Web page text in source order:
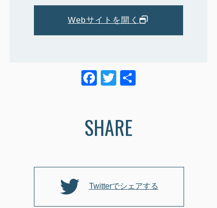
Webサイトを開く
F
e
b
o
k
T
er
SHARE
Twitterでシェアする